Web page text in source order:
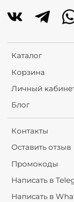
Каталог
Корзина
Личный
Блог
Контакты
Оставить отзыв
Промокоды
Написать в
Написать в